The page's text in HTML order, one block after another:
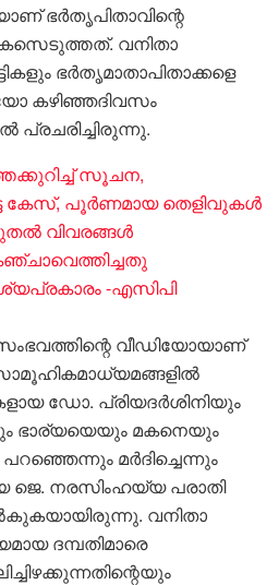
ഭർതൃപിതാവിന്റെ
വനിതാ
ഭർതൃമാതാപിതാക്കളെ
കഴിഞ്ഞദിവസം
പ്രചരിച്ചിരുന്നു.
സൂചന,
കേസ്, പൂർണമായ തെളിവുകൾ
വിവരങ്ങൾ
-എസിപി
വീഡിയോയാണ്
ഡോ. പ്രിയദർശിനിയും
ഭാര്യയെയും മകനെയും
മർദിച്ചെന്നും
ജെ. നരസിംഹയ്യ പരാതി
വനിതാ
ദമ്പതിമാരെ